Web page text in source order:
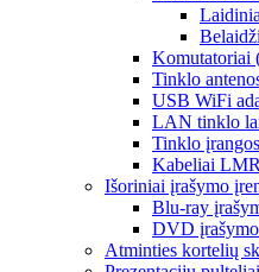
Komutatoriai
Tinklo
USB WiFi
LAN tinklo
Tinklo
Kabeliai
Išoriniai įrašymo
Blu-ray
DVD
Atminties kortelių